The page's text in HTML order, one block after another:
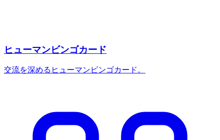
ヒューマンビンゴカード
交流を深めるヒューマンビンゴカード。